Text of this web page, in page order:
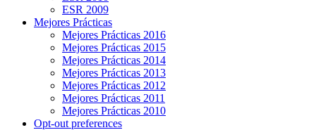
ESR 2009
Mejores Prácticas
Mejores Prácticas 2016
Mejores Prácticas 2015
Mejores Prácticas 2014
Mejores Prácticas 2013
Mejores Prácticas 2012
Mejores Prácticas 2011
Mejores Prácticas 2010
Opt-out preferences